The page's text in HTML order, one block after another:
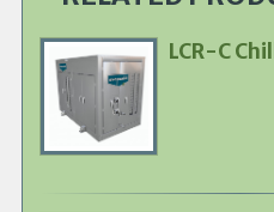
Primary
Product
Image
LCR-C